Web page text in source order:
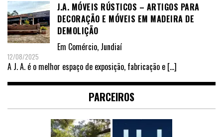
J.A. MÓVEIS RÚSTICOS – ARTIGOS PARA
DECORAÇÃO E MÓVEIS EM MADEIRA DE
DEMOLIÇÃO
Em Comércio, Jundiaí
12/08/2025
A J. A. é o melhor espaço de exposição, fabricação e […]
PARCEIROS